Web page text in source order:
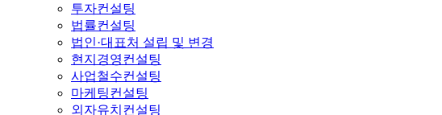
투자컨설팅
법률컨설팅
법인·대표처 설립 및 변경
현지경영컨설팅
사업철수컨설팅
마케팅컨설팅
외자유치컨설팅